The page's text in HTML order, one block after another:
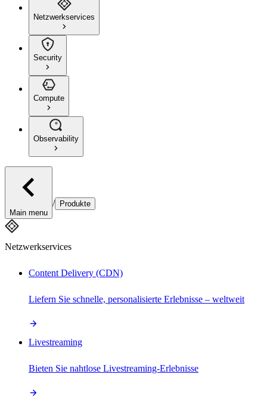
Netzwerkservices
Security
Compute
Observability
Main menu
/ Produkte
Netzwerkservices
Content Delivery (CDN)
Liefern Sie schnelle, personalisierte Erlebnisse – weltweit
Livestreaming
Bieten Sie nahtlose Livestreaming-Erlebnisse